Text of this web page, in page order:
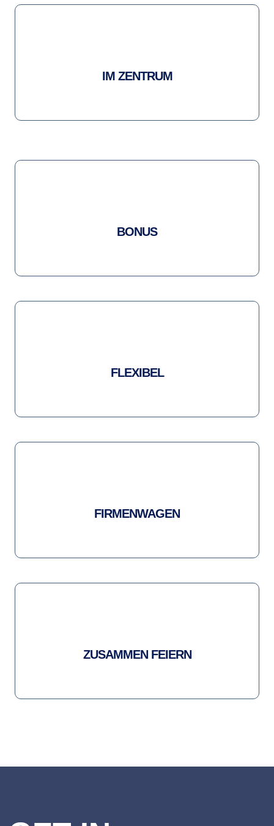
IM ZENTRUM
BONUS
FLEXIBEL
FIRMENWAGEN
ZUSAMMEN FEIERN